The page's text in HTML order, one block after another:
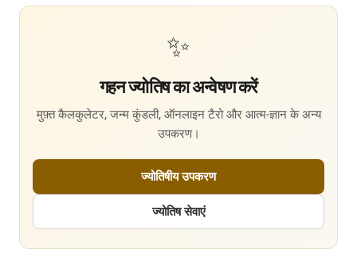
✨
गहन ज्योतिष का अन्वेषण करें
मुफ़्त कैलकुलेटर, जन्म कुंडली, ऑनलाइन टैरो और आत्म-ज्ञान के अन्य
उपकरण।
ज्योतिषीय उपकरण
ज्योतिष सेवाएं